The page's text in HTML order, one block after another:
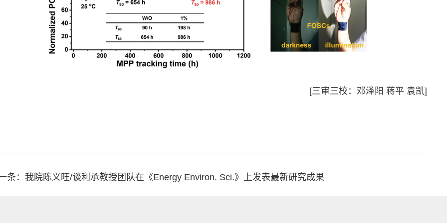
[三审三校：邓泽阳 蒋平 袁凯]
条：我院陈义旺/谈利承教授团队在《Energy Environ. Sci.》上发表最新研究成果